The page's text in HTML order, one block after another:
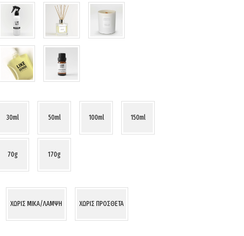
30ml 50ml 100ml 150ml
70g 170g
ΧΩΡΙΣ MIKA/ΛΑΜΨΗ ΧΩΡΙΣ ΠΡΟΣΘΕΤΑ